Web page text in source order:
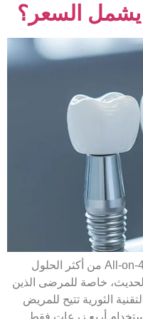
مقدمة أصبحت زراعة الأسنان بتقنية All-on-4 من أكثر الحلول
خاصة للمرضى الذين
الثورية تتيح للمريض
أربع زرعات فقط